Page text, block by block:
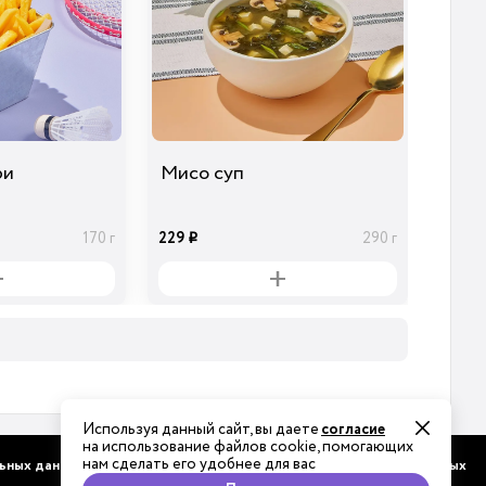
170 г
Мисо суп
229 i 290 г
данных Соглашение об обработке персональных данных
Используя данный сайт, вы даетесогласие
на использование файлов cookie, помогающих
нам сделать его удобнее для вас